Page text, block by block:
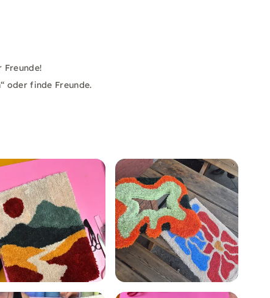
Freunde!
oder finde Freunde.